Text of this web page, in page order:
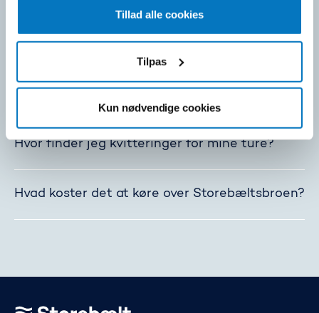
at klikke på “Ændring af dit samtykke” i vores cookiepolitik.
Tillad alle cookies
Tilpas
Kun nødvendige cookies
Jeg har både nummerpladebetaling og bizz –
Hvorfor har jeg modtaget en faktura fra
Hvor finder jeg kvitteringer for mine ture?
Hvad koster det at køre over Storebæltsbroen?